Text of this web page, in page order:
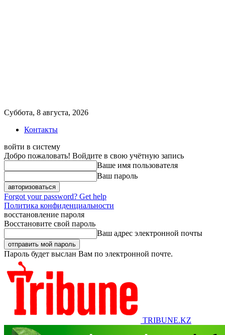
Суббота, 8 августа, 2026
Контакты
войти в систему
Добро пожаловать! Войдите в свою учётную запись
Ваше имя пользователя
Ваш пароль
Forgot your password? Get help
Политика конфиденциальности
восстановление пароля
Восстановите свой пароль
Ваш адрес электронной почты
Пароль будет выслан Вам по электронной почте.
TRIBUNE.KZ